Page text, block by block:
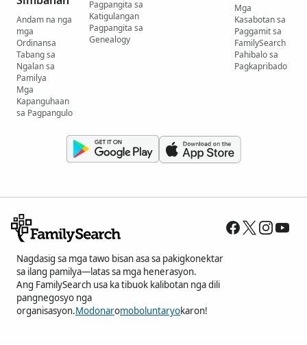
Andam na nga
mga
Ordinansa
Tabang sa
Ngalan sa
Pamilya
Mga
Kapanguhaan
sa Pagpangulo
Pagpangita sa
Katigulangan
Pagpangita sa
Genealogy
Mga
Kasabotan sa
Paggamit sa
FamilySearch
Pahibalo sa
Pagkapribado
Nagdasig sa mga tawo bisan asa sa pakigkonektar
sa ilang pamilya—latas sa mga henerasyon.
Ang FamilySearch usa ka tibuok kalibotan nga dili
pangnegosyo nga
organisasyon.Modonaromoboluntaryokaron!